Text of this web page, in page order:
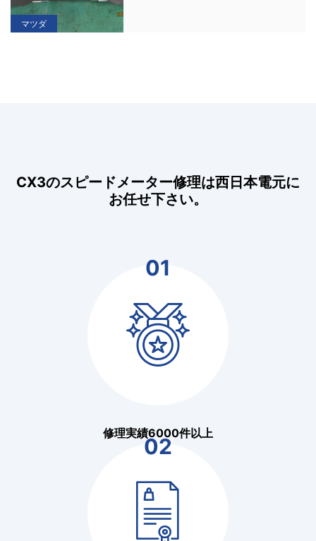
マツダ
CX3のスピードメーター修理は西日本電元に
お任せ下さい。
01
修理実績6000件以上
02